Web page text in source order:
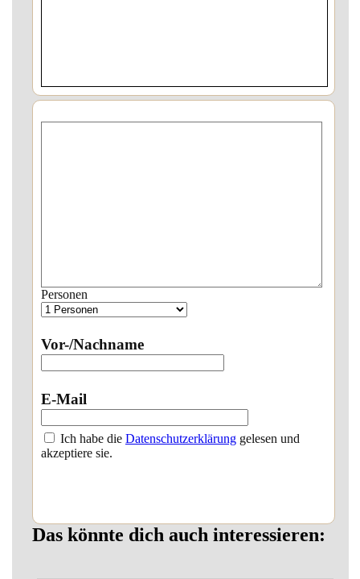
Personen
Vor-/Nachname
E-Mail
Ich habe die Datenschutzerklärunggelesen und
akzeptiere sie.
Das könnte dich auch interessieren: